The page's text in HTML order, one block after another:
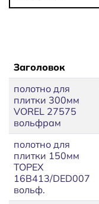
Заголовок
полотно для
плитки 300мм
VOREL 27575
вольфрам
полотно для
плитки 150мм
TOPEX
16В413/DED007
вольф.